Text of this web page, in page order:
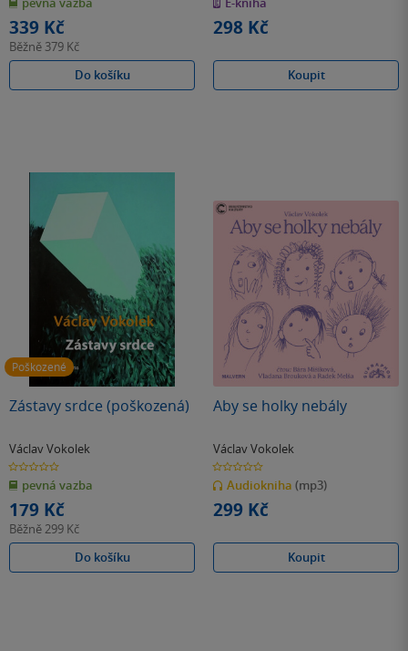
hvězdiček
339 Kč
Běžně 379 Kč
Do košíku
hvězdiček
298 Kč
Koupit
Poškozené
Zástavy srdce (poškozená)
Václav Vokolek
0.0
z
5
hvězdiček
pevná vazba
179 Kč
Běžně299 Kč
Do košíku
Aby se holky nebály
Václav Vokolek
0.0
z
5
hvězdiček
Audiokniha (mp3)
299 Kč
Koupit